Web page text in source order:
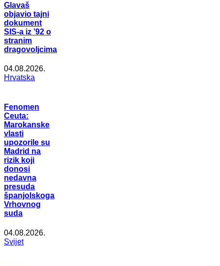
Glavaš
objavio tajni
dokument
SIS-a iz ’92 o
stranim
dragovoljcima
04.08.2026.
Hrvatska
Fenomen
Ceuta:
Marokanske
vlasti
upozorile su
Madrid na
rizik koji
donosi
nedavna
presuda
španjolskoga
Vrhovnog
suda
04.08.2026.
Svijet